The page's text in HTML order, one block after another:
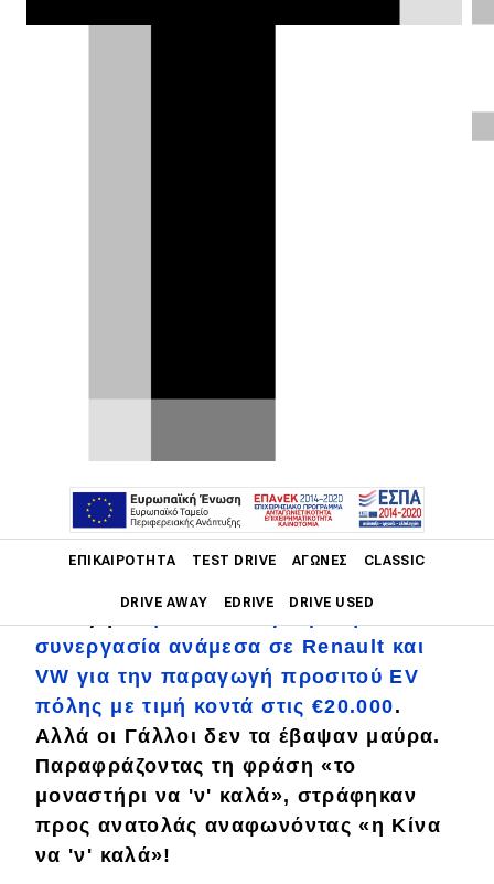
ΕΠΙΚΑΙΡΌΤΗΤΑ TEST DRIVE ΑΓΏΝΕΣ CLASSIC
DRIVE AWAY EDRIVE DRIVE USED
Main navigation
Επικαιρότητα
Νέα μοντέλα
Πρωτότυπα
Ελλάδα
Κόσμος
κοντά στις €20.000. Η Κίνα να είναι
συνεργασία ανάμεσα σε Renault και
VW για την παραγωγή προσιτού EV
πόλης με τιμή κοντά στις €20.000.
Αλλά οι Γάλλοι δεν τα έβαψαν μαύρα.
Παραφράζοντας τη φράση «το
μοναστήρι να 'ν' καλά», στράφηκαν
προς ανατολάς αναφωνόντας «η Κίνα
να 'ν' καλά»!